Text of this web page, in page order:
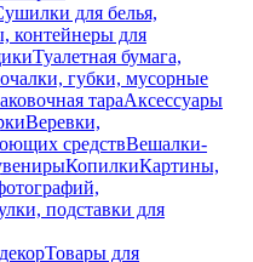
для белья,
контейнеры для
Туалетная бумага,
губки, мусорные
тараАксессуары
Веревки,
средствВешалки-
КопилкиКартины,
подставки для
Товары для